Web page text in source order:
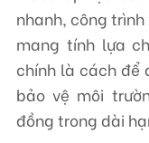
nhanh, công
mang tính lựa
chính là cách để
bảo vệ môi
đồng trong dài